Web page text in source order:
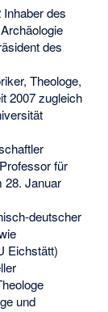
des
des
Theologe,
2007 zugleich
für
28. Januar
deutscher
Eichstätt)
und